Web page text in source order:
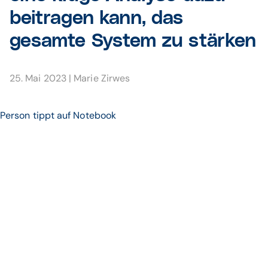
beitragen kann, das
gesamte System zu stärken
25. Mai 2023 | Marie Zirwes
Person tippt auf Notebook